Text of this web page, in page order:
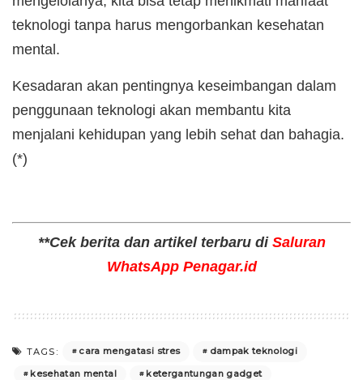
teknologi tanpa harus mengorbankan kesehatan
mental.
Kesadaran akan pentingnya keseimbangan dalam
penggunaan teknologi akan membantu kita
menjalani kehidupan yang lebih sehat dan bahagia.
(*)
**Cek berita dan artikel terbaru di Saluran
WhatsApp Penagar.id
TAGS: cara mengatasi stres
dampak teknologi
kesehatan mental
ketergantungan gadget